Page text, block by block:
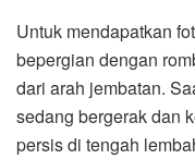
Untuk mendapatkan
bepergian dengan
dari arah jembatan.
sedang bergerak dan
persis di tengah